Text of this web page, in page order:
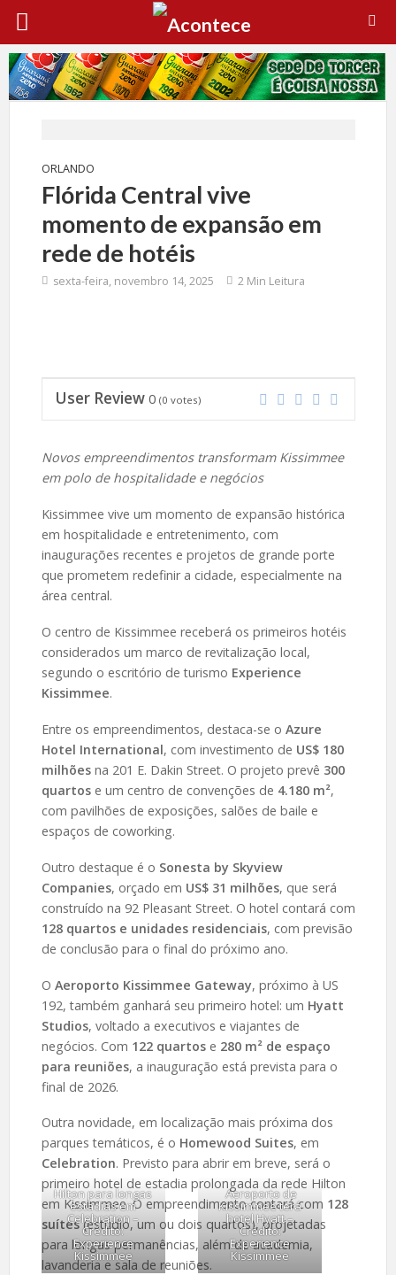
ORLANDO
Flórida Central vive
momento de expansão em
rede de hotéis
sexta-feira, novembro 14, 2025 2 Min Leitura
User Review 0 (0 votes)
Novos empreendimentos transformam Kissimmee
em polo de hospitalidade e negócios
Kissimmee vive um momento de expansão histórica
em hospitalidade e entretenimento, com
inaugurações recentes e projetos de grande porte
que prometem redefinir a cidade, especialmente na
área central.
O centro de Kissimmee receberá os primeiros hotéis
considerados um marco de revitalização local,
segundo o escritório de turismo Experience
Kissimmee.
Entre os empreendimentos, destaca-se o Azure
Hotel International, com investimento de US$ 180
milhõesna 201 E. Dakin Street. O projeto prevê 300
quartose um centro de convenções de 4.180 m²,
com pavilhões de exposições, salões de baile e
espaços de coworking.
Outro destaque é o Sonesta by Skyview
Companies, orçado em US$ 31 milhões, que será
construído na 92 Pleasant Street. O hotel contará com
128 quartos e unidades residenciais, com previsão
de conclusão para o final do próximo ano.
O Aeroporto Kissimmee Gateway, próximo à US
192, também ganhará seu primeiro hotel: um Hyatt
Studios, voltado a executivos e viajantes de
negócios. Com 122 quartose 280 m² de espaço
para reuniões, a inauguração está prevista para o
final de 2026.
Outra novidade, em localização mais próxima dos
parques temáticos, é o Homewood Suites, em
Celebration. Previsto para abrir em breve, será o
primeiro hotel de estadia prolongada da rede Hilton
em Kissimmee. O empreendimento contará com 128
suítes(estúdio, um ou dois quartos), projetadas
para longas permanências, além de academia,
lavanderia e sala de reuniões.
Hilton para longas
estadias em
Celebration –
Crédito:
Experience
Kissimmee
Aeroporto de
Kissimmee terá
hotel Hyatt –
Crédito:
Experience
Kissimmee